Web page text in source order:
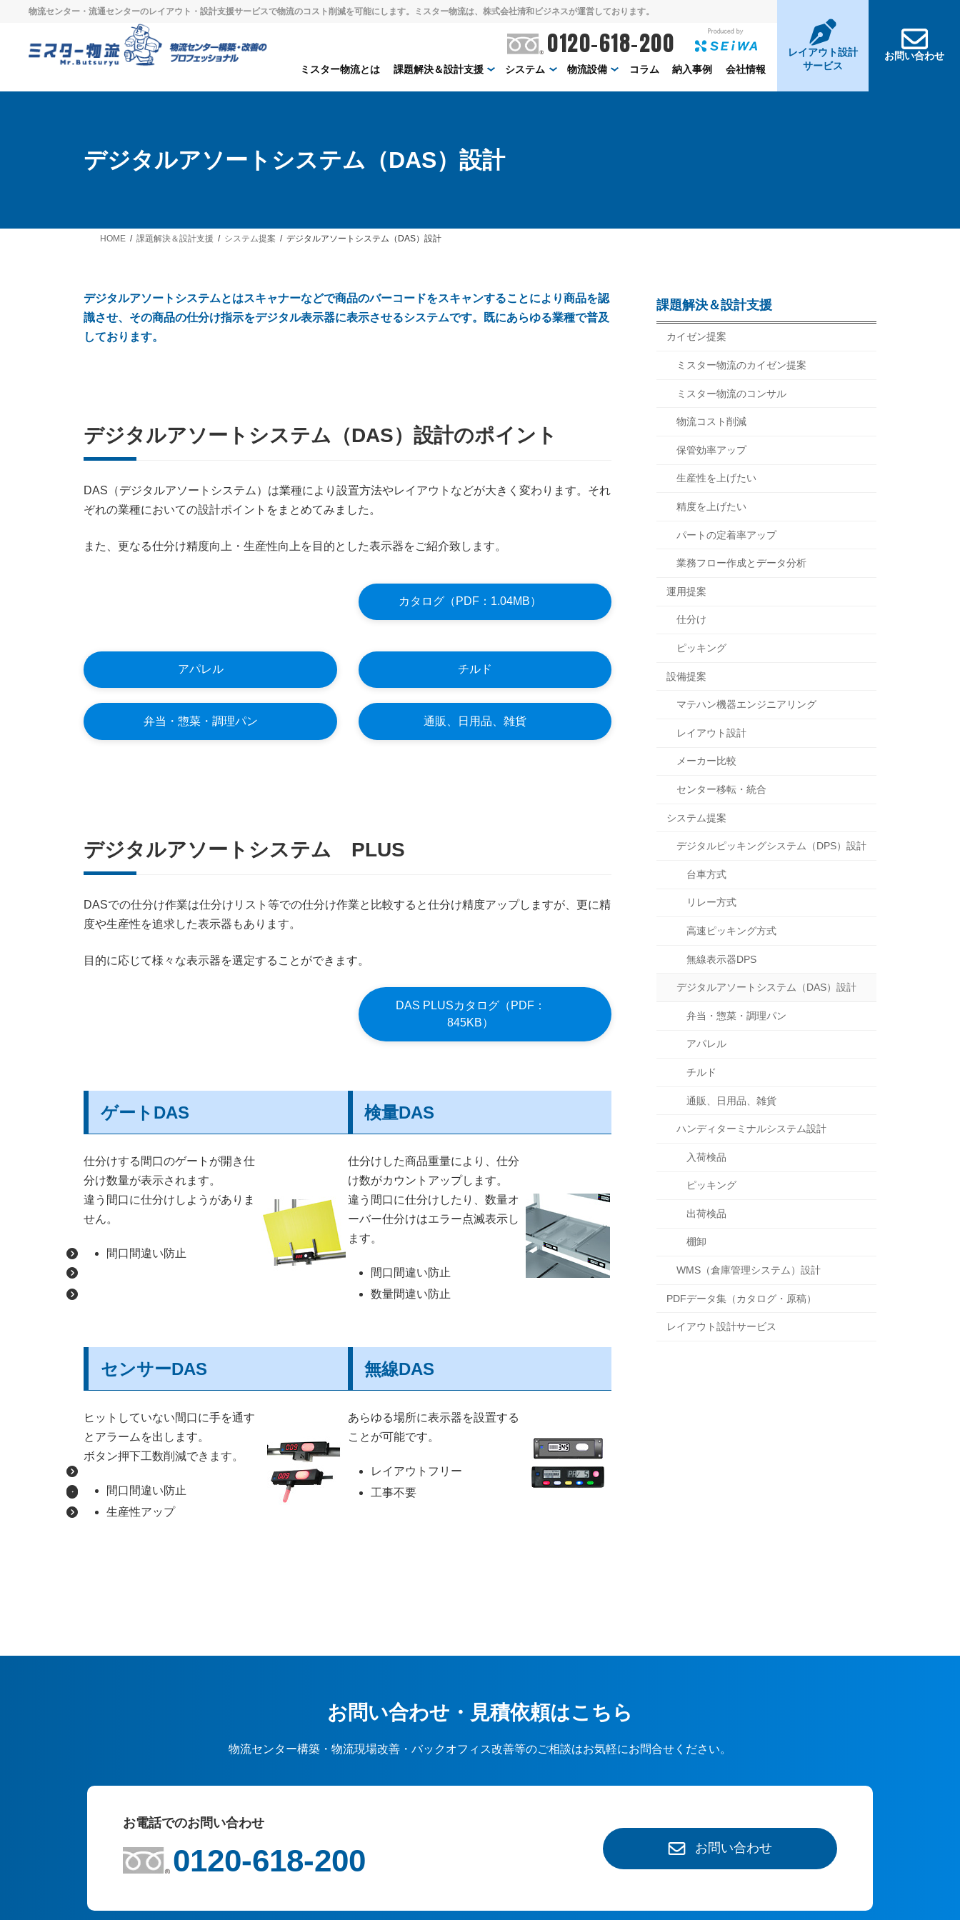
物流センター・流通センターのレイアウト・設計支援サービスで物流のコスト削減を可能にします。ミスター物流は、株式会社清和ビジネスが運営しております。
ミスター物流とは 課題解決＆設計支援 システム 物流設備 コラム 納入事例 会社情報
0120-618-200
レイアウト設計
サービス
お問い合わせ
デジタルアソートシステム（DAS）設計
HOME 課題解決＆設計支援 システム提案 デジタルアソートシステム（DAS）設計
デジタルアソートシステムとはスキャナーなどで商品のバーコードをスキャンすることにより商品を認
識させ、その商品の仕分け指示をデジタル表示器に表示させるシステムです。既にあらゆる業種で普及
しております。
デジタルアソートシステム（DAS）設計のポイント
DAS（デジタルアソートシステム）は業種により設置方法やレイアウトなどが大きく変わります。それ
ぞれの業種においての設計ポイントをまとめてみました。
また、更なる仕分け精度向上・生産性向上を目的とした表示器をご紹介致します。
カタログ（PDF：1.04MB）
アパレル チルド
弁当・惣菜・調理パン 通販、日用品、雑貨
デジタルアソートシステム PLUS
DASでの仕分け作業は仕分けリスト等での仕分け作業と比較すると仕分け精度アップしますが、更に精
度や生産性を追求した表示器もあります。
目的に応じて様々な表示器を選定することができます。
DAS PLUSカタログ（PDF：
845KB）
ゲートDAS
仕分けする間口のゲートが開き仕
分け数量が表示されます。
違う間口に仕分けしようがありま
せん。
間口間違い防止
検量DAS
仕分けした商品重量により、仕分
け数がカウントアップします。
違う間口に仕分けしたり、数量オ
ーバー仕分けはエラー点滅表示し
ます。
間口間違い防止
数量間違い防止
センサーDAS
ヒットしていない間口に手を通す
とアラームを出します。
ボタン押下工数削減できます。
間口間違い防止
生産性アップ
無線DAS
あらゆる場所に表示器を設置する
ことが可能です。
レイアウトフリー
工事不要
課題解決＆設計支援
カイゼン提案
ミスター物流のカイゼン提案
ミスター物流のコンサル
物流コスト削減
保管効率アップ
生産性を上げたい
精度を上げたい
パートの定着率アップ
業務フロー作成とデータ分析
運用提案
仕分け
ピッキング
設備提案
マテハン機器エンジニアリング
レイアウト設計
メーカー比較
センター移転・統合
システム提案
デジタルピッキングシステム（DPS）設計
台車方式
リレー方式
高速ピッキング方式
無線表示器DPS
デジタルアソートシステム（DAS）設計
弁当・惣菜・調理パン
アパレル
チルド
通販、日用品、雑貨
ハンディターミナルシステム設計
入荷検品
ピッキング
出荷検品
棚卸
WMS（倉庫管理システム）設計
PDFデータ集（カタログ・原稿）
レイアウト設計サービス
お問い合わせ・見積依頼はこちら
物流センター構築・物流現場改善・バックオフィス改善等のご相談はお気軽にお問合せください。
お電話でのお問い合わせ
0120-618-200 お問い合わせ